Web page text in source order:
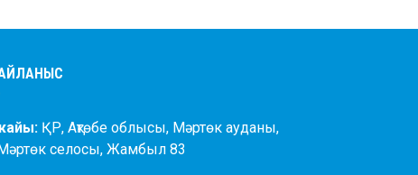
ҚР, Ақтөбе облысы, Мәртөк ауданы,
селосы, Жамбыл 83